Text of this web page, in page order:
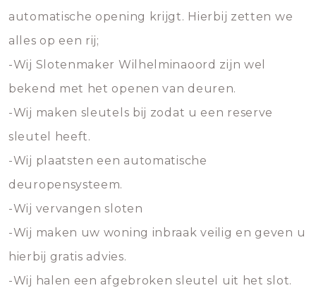
automatische opening krijgt. Hierbij zetten we
alles op een rij;
-Wij Slotenmaker Wilhelminaoord zijn wel
bekend met het openen van deuren.
-Wij maken sleutels bij zodat u een reserve
sleutel heeft.
-Wij plaatsten een automatische
deuropensysteem.
-Wij vervangen sloten
-Wij maken uw woning inbraak veilig en geven u
hierbij gratis advies.
-Wij halen een afgebroken sleutel uit het slot.